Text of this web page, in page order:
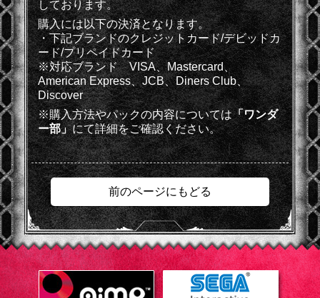
しております。
購入には以下の決済となります。
・下記ブランドのクレジットカード/デビッドカ
ード/プリペイドカード
※対応ブランド VISA、Mastercard、
American Express、JCB、Diners Club、
Discover
※購入方法やパックの内容については「ワンダ
ー部」にて詳細をご確認ください。
前のページにもどる